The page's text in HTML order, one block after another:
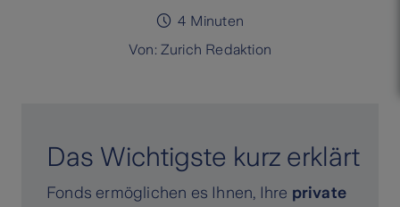
4 Minuten
Von: Zurich Redaktion
Das Wichtigste kurz erklärt
Fonds ermöglichen es Ihnen, Ihre private